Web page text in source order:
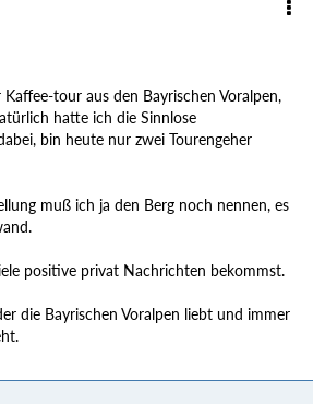
tour aus den Bayrischen Voralpen,
hatte ich die Sinnlose
bin heute nur zwei Tourengeher
muß ich ja den Berg noch nennen, es
positive privat Nachrichten bekommst.
die Bayrischen Voralpen liebt und immer